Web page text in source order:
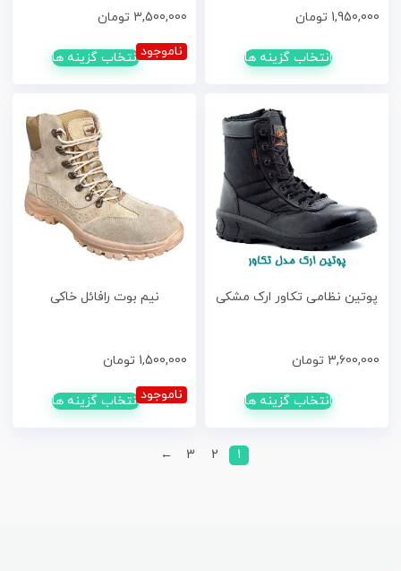
1,950,000 تومان
انتخاب گزینه ها
3,500,000 تومان
ناموجودانتخاب گزینه ها
پوتین نظامی تکاور ارک مشکی
3,600,000 تومان
انتخاب گزینه ها
نیم بوت رافائل خاکی
1,500,000 تومان
ناموجودانتخاب گزینه ها
1
2
3
←